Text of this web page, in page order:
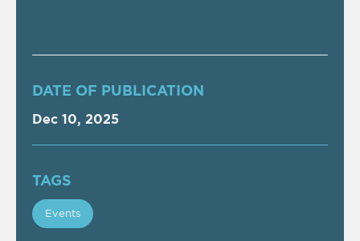
DATE OF PUBLICATION
Dec 10, 2025
TAGS
Events